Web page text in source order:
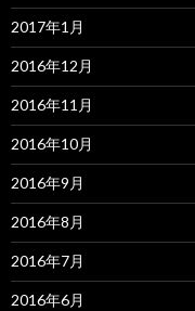
2017年1月
2016年12月
2016年11月
2016年10月
2016年9月
2016年8月
2016年7月
2016年6月